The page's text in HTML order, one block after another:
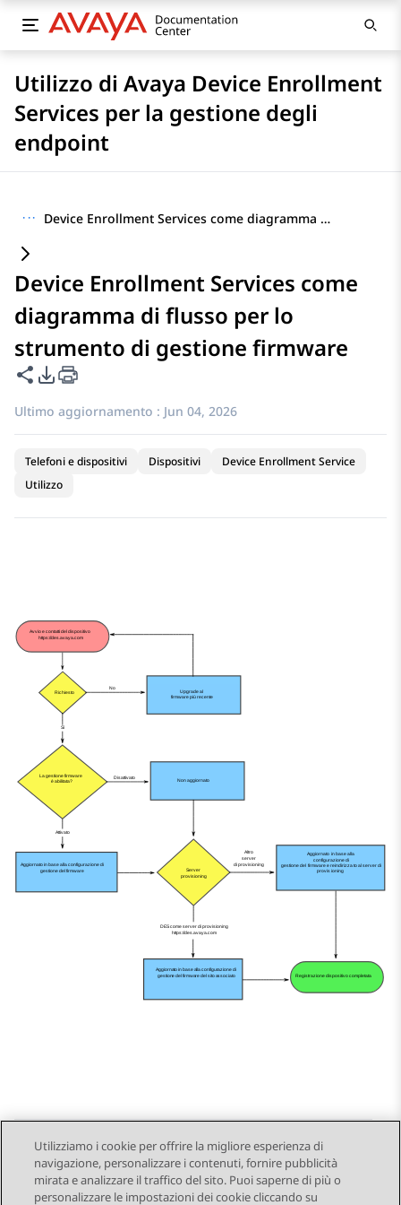
Utilizzo di Avaya Device Enrollment
Services per la gestione degli
endpoint
··· Device Enrollment Services come diagramma di flusso per lo strumento di gestione firmware
Device Enrollment Services come
diagramma di flusso per lo
strumento di gestione firmware
Condividi questa pagina
Opzioni di esportazione PDF
Ultimo aggiornamento : Jun 04, 2026
Telefoni e dispositivi Dispositivi
Device Enrollment Service
Utilizzo
Send Feedback
Utilizziamo i cookie per offrire la migliore esperienza di
navigazione, personalizzare i contenuti, fornire pubblicità
mirata e analizzare il traffico del sito. Puoi saperne di più o
personalizzare le impostazioni dei cookie cliccando su